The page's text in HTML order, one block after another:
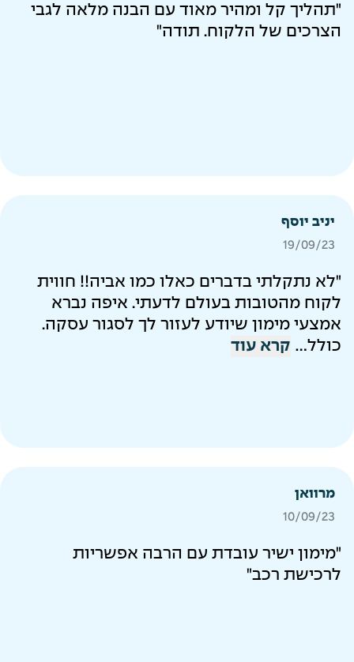
"תהליך קל ומהיר מאוד עם הבנה מלאה לגבי
הצרכים של הלקוח. תודה"
יניב יוסף
19/09/23
"לא נתקלתי בדברים כאלו כמו אביה!! חווית
לקוח מהטובות בעולם לדעתי. איפה נברא
אמצעי מימון שיודע לעזור לך לסגור עסקה.
כולל... קרא עוד
מרוואן
10/09/23
"מימון ישיר עובדת עם הרבה אפשריות
לרכישת רכב"